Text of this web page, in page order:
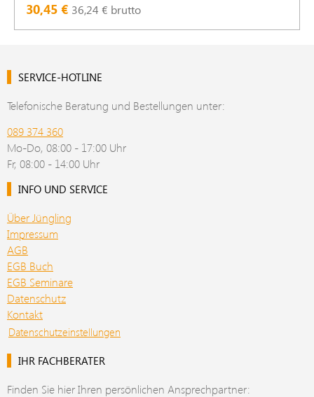
30,45 € 36,24 € brutto
SERVICE-HOTLINE
Telefonische Beratung und Bestellungen unter:
089 374 360
Mo-Do, 08:00 - 17:00 Uhr
Fr, 08:00 - 14:00 Uhr
INFO UND SERVICE
Über Jüngling
Impressum
AGB
EGB Buch
EGB Seminare
Datenschutz
Kontakt
Datenschutzeinstellungen
IHR FACHBERATER
Finden Sie hier Ihren persönlichen Ansprechpartner: